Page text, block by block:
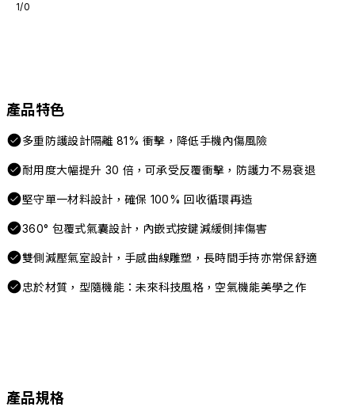
1/0
產品特色
多重防護設計隔離 81% 衝擊，降低手機內傷風險
耐用度大幅提升 30 倍，可承受反覆衝擊，防護力不易衰退
堅守單一材料設計，確保 100% 回收循環再造
360° 包覆式氣囊設計，內嵌式按鍵減緩側摔傷害
雙側減壓氣室設計，手感曲線雕塑，長時間手持亦常保舒適
忠於材質，型隨機能：未來科技風格，空氣機能美學之作
產品規格